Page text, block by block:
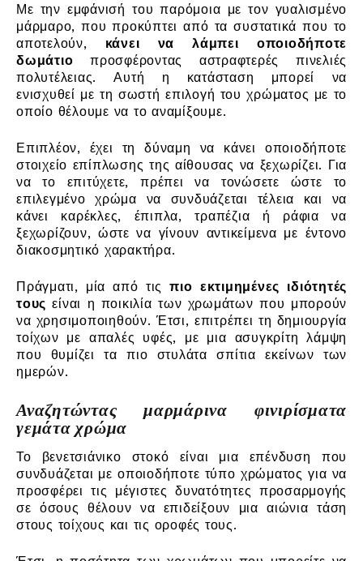
Με την εμφάνισή του παρόμοια με τον γυαλισμένο
μάρμαρο, που προκύπτει από τα συστατικά που το
αποτελούν, κάνει να λάμπει οποιοδήποτε
δωμάτιο προσφέροντας αστραφτερές πινελιές
πολυτέλειας. Αυτή η κατάσταση μπορεί να
ενισχυθεί με τη σωστή επιλογή του χρώματος με το
οποίο θέλουμε να το αναμίξουμε.
Επιπλέον, έχει τη δύναμη να κάνει οποιοδήποτε
στοιχείο επίπλωσης της αίθουσας να ξεχωρίζει. Για
να το επιτύχετε, πρέπει να τονώσετε ώστε το
επιλεγμένο χρώμα να συνδυάζεται τέλεια και να
κάνει καρέκλες, έπιπλα, τραπέζια ή ράφια να
ξεχωρίζουν, ώστε να γίνουν αντικείμενα με έντονο
διακοσμητικό χαρακτήρα.
Πράγματι, μία από τιςπιο εκτιμημένες ιδιότητές
τους είναι η ποικιλία των χρωμάτων που μπορούν
να χρησιμοποιηθούν. Έτσι, επιτρέπει τη δημιουργία
τοίχων με απαλές υφές, με μια ασυγκρίτη λάμψη
που θυμίζει τα πιο στυλάτα σπίτια εκείνων των
ημερών.
Αναζητώντας μαρμάρινα φινιρίσματα
γεμάτα χρώμα
Το βενετσιάνικο στοκό είναι μια επένδυση που
συνδυάζεται με οποιοδήποτε τύπο χρώματος για να
προσφέρει τις μέγιστες δυνατότητες προσαρμογής
σε όσους θέλουν να επιδείξουν μια αιώνια τάση
στους τοίχους και τις οροφές τους.